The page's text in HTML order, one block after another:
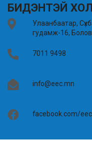
БИДЭНТЭЙ
Улаанбаатар,
гудамж-16,
7011 9498
info@eec.mn
facebook.com/